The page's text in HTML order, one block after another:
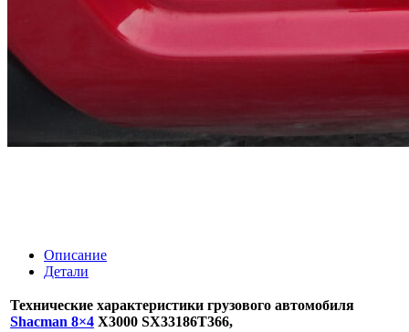
Описание
Детали
Технические характеристики грузового автомобиля
Shacman 8×4 X3000 SX33186T366,